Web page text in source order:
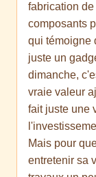
fabrication
composants
qui témoigne
juste un
dimanche,
vraie valeur
fait juste une
Mais pour
entretenir sa